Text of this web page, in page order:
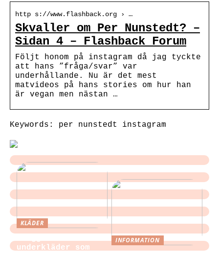
http s://www.flashback.org › …
Skvaller om Per Nunstedt? –
Sidan 4 – Flashback Forum
Följt honom på instagram då jag tyckte
att hans ”fråga/svar” var
underhållande. Nu är det mest
matvideos på hans stories om hur han
är vegan men nästan …
Keywords: per nunstedt instagram
KLÄDER
underkläder som
INFORMATION